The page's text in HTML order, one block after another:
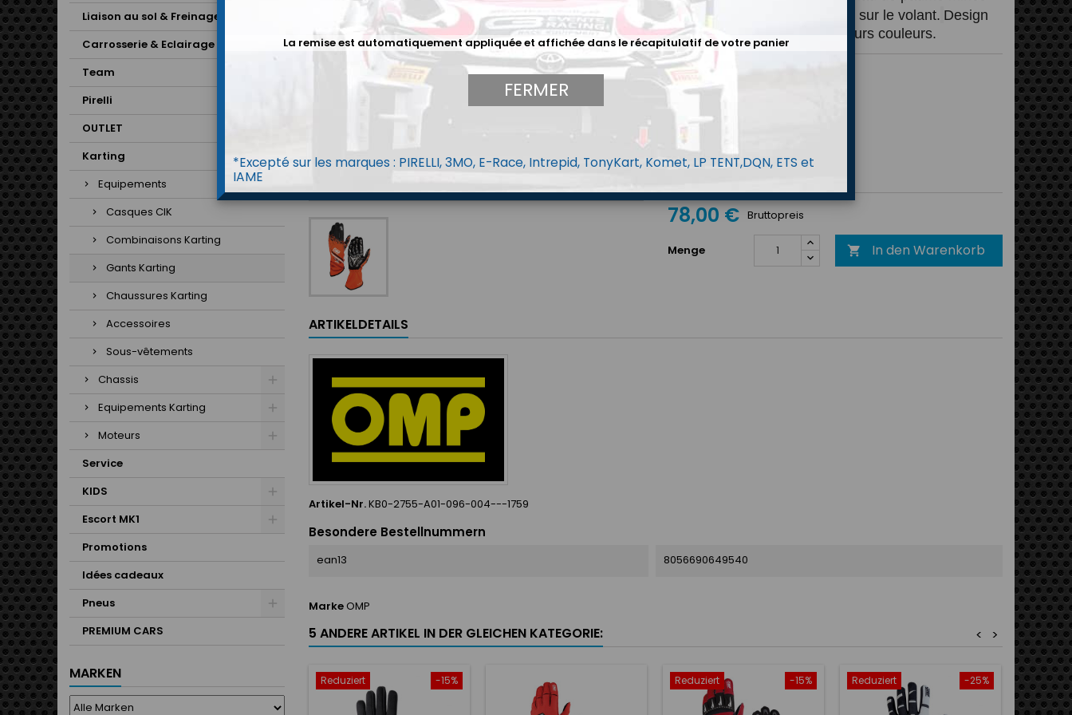
Liaison au sol & Freinage
Carrosserie & Eclairage
Team
Pirelli
OUTLET
Karting
Equipements
Casques CIK
Combinaisons Karting
Gants Karting
Chaussures Karting
Accessoires
Sous-vêtements
Chassis
Equipements Karting
Moteurs
Service
KIDS
Escort MK1
Promotions
Idées cadeaux
Pneus
PREMIUM CARS
MARKEN
pour une sensation maximale sur le volant. Design
moderne disponible en plusieurs couleurs.
Taille OMP
Farbe
Weiß
Rot
anthracite/Jaune
78,00 € Bruttopreis
Menge  In den Warenkorb
ARTIKELDETAILS
Artikel-Nr.KB0-2755-A01-096-004---1759
Besondere Bestellnummern
ean13 8056690649540
MarkeOMP
5 ANDERE ARTIKEL IN DER GLEICHEN KATEGORIE: >
<
-15%
Reduziert -15%
Reduziert -25%
Reduziert
La remise est automatiquement appliquée et affichée dans le récapitulatif de votre panier
FERMER
*Excepté sur les marques : PIRELLI, 3MO, E-Race, Intrepid, TonyKart, Komet, LP TENT,DQN, ETS et
IAME